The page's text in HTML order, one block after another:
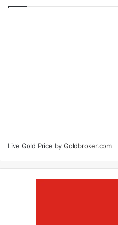
Live Gold Price by Goldbroker.com